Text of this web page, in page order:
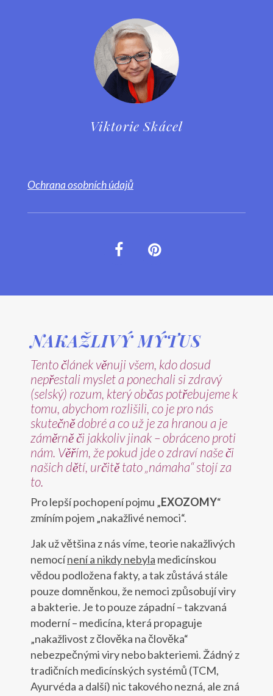
Viktorie Skácel
Ochrana osobních údajů
NAKAŽLIVÝ MÝTUS
Tento článek věnuji všem, kdo dosud
nepřestali myslet a ponechali si zdravý
(selský) rozum, který občas potřebujeme k
tomu, abychom rozlišili, co je pro nás
skutečně dobré a co už je za hranou a je
záměrně či jakkoliv jinak – obráceno proti
nám. Věřím, že pokud jde o zdraví naše či
našich dětí, určitě tato „námaha“ stojí za
to.
Pro lepší pochopení pojmu „EXOZOMY“
zmíním pojem „nakažlivé nemoci“.
Jak už většina z nás víme, teorie nakažlivých
nemocínení a nikdy nebyla medicínskou
vědou podložena fakty, a tak zůstává stále
pouze domněnkou, že nemoci způsobují viry
a bakterie. Je to pouze západní – takzvaná
moderní – medicína, která propaguje
„nakažlivost z člověka na člověka“
nebezpečnými viry nebo bakteriemi. Žádný z
tradičních medicínských systémů (TCM,
Ayurvéda a další) nic takového nezná, ale zná